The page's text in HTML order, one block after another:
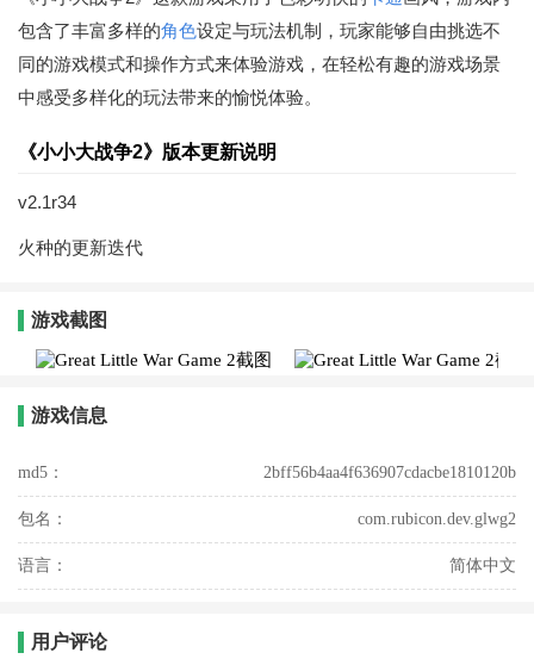
包含了丰富多样的角色设定与玩法机制，玩家能够自由挑选不
同的游戏模式和操作方式来体验游戏，在轻松有趣的游戏场景
中感受多样化的玩法带来的愉悦体验。
《小小大战争2》版本更新说明
v2.1r34
火种的更新迭代
游戏截图
游戏信息
md5： 2bff56b4aa4f636907cdacbe1810120b
包名： com.rubicon.dev.glwg2
语言： 简体中文
用户评论